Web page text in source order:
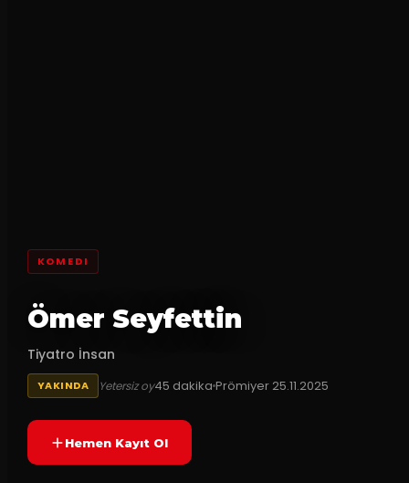
KOMEDI
Ömer Seyfettin
Tiyatro İnsan
YAKINDA Yetersiz oy45 dakikaPrömiyer 25.11.2025
Hemen Kayıt Ol